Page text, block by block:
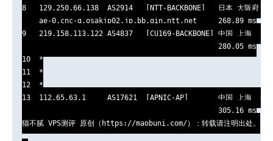
8   129.250.66.138  AS2914   [NTT-BACKBONE]   日本 大阪
    ae-0.cnc-g.osakjp02.jp.bb.gin.ntt.net     268.89 ms
9   219.158.113.122 AS4837   [CU169-BACKBONE] 中国 上海
                                              280.05 ms
10  *
11  *
12  *
13  112.65.63.1     AS17621  [APNIC-AP]       中国 上海  普
                                              305.16 ms
猫不腻 VPS测评 原创（https://maobuni.com/）：转载请注明出处。